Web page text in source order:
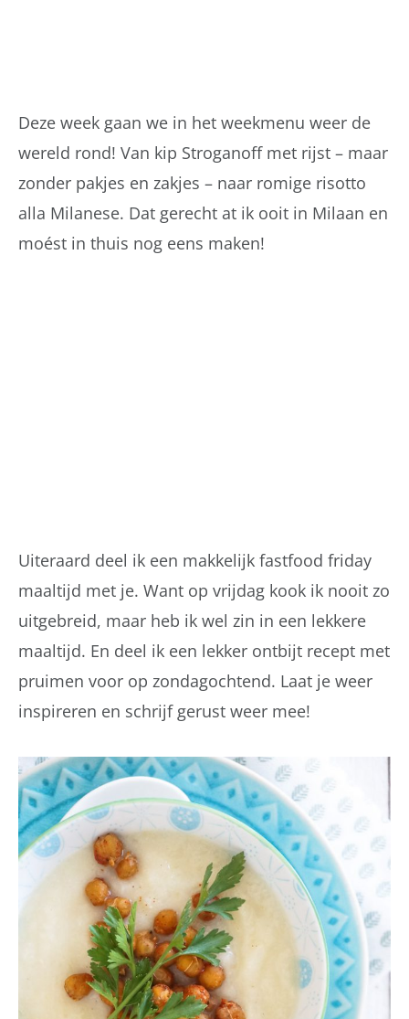
Deze week gaan we in het weekmenu weer de
wereld rond! Van kip Stroganoff met rijst – maar
zonder pakjes en zakjes – naar romige risotto
alla Milanese. Dat gerecht at ik ooit in Milaan en
moést in thuis nog eens maken!
Uiteraard deel ik een makkelijk fastfood friday
maaltijd met je. Want op vrijdag kook ik nooit zo
uitgebreid, maar heb ik wel zin in een lekkere
maaltijd. En deel ik een lekker ontbijt recept met
pruimen voor op zondagochtend. Laat je weer
inspireren en schrijf gerust weer mee!